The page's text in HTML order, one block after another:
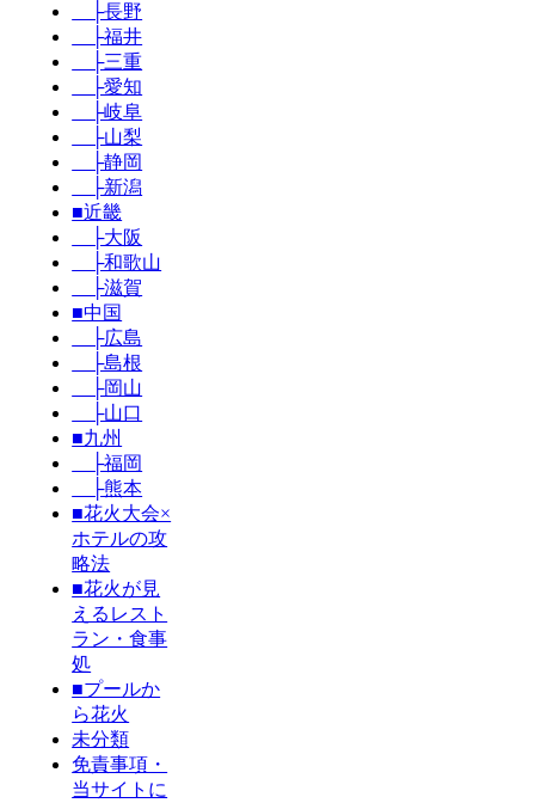
├長野
├福井
├三重
├愛知
├岐阜
├山梨
├静岡
├新潟
■近畿
├大阪
├和歌山
├滋賀
■中国
├広島
├島根
├岡山
├山口
■九州
├福岡
├熊本
■花火大会×
ホテルの攻
略法
■花火が見
えるレスト
ラン・食事
処
■プールか
ら花火
未分類
免責事項・
当サイトに